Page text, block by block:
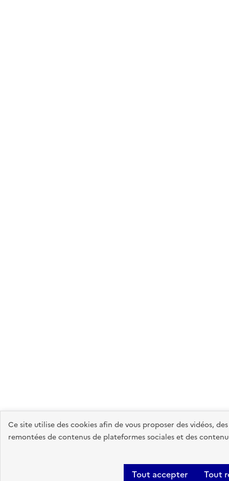
Ce site utilise des cookies afin de vous proposer des vidéos,
remontées de contenus de plateformes sociales et des
Tout accepter Tout